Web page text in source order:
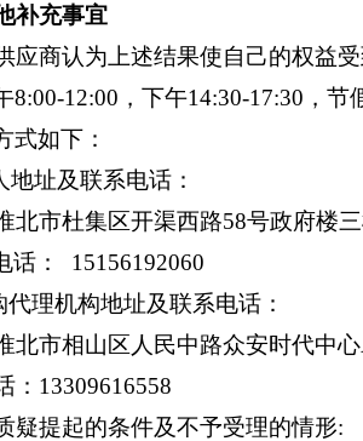
补充事宜
应商认为 上述结果使自己的权益
8:00-12:00，下午14:30-17:30，
式如下：
地址及联系电话：
北市杜集区开渠西路58号政府楼
话：
15156192060
代理机构地址及联系电话：
北市相山区人民中路众安时代中心
： 13309616558
疑提起的条件及不予受理的情形: